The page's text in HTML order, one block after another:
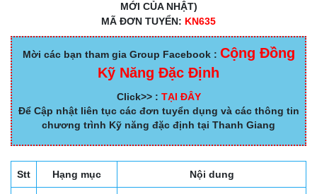
MỚI CỦA NHẬT)
MÃ ĐƠN TUYỂN: KN635
Mời các bạn tham gia Group Facebook : Cộng Đồng
Kỹ Năng Đặc Định
Click>> : TẠI ĐÂY
Để Cập nhật liên tục các đơn tuyển dụng và các thông tin
chương trình Kỹ năng đặc định tại Thanh Giang
Stt Hạng mục Nội dung